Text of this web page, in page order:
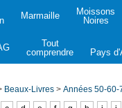
Marmaille
Moissons
Noires
Tout
comprendre
Pays
Beaux-Livres > Années 50-60-